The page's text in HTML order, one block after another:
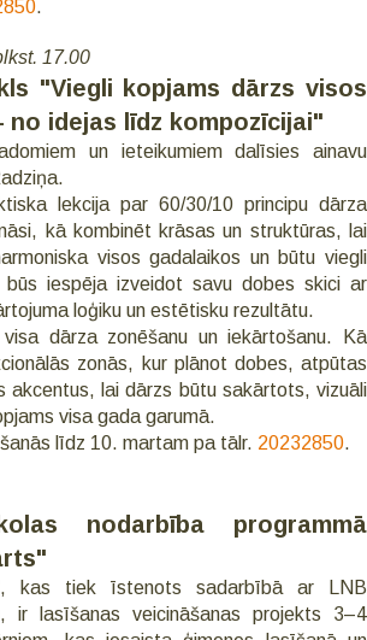
.
17.00
"Viegli kopjams dārzs visos
idejas līdz kompozīcijai"
un ieteikumiem dalīsies ainavu
lekcija par 60/30/10 principu dārza
kā kombinēt krāsas un struktūras, lai
visos gadalaikos un būtu viegli
būs iespēja izveidot savu dobes skici ar
loģiku un estētisku rezultātu.
dārza zonēšanu un iekārtošanu. Kā
zonās, kur plānot dobes, atpūtas
akcentus, lai dārzs būtu sakārtots, vizuāli
visa gada garumā.
līdz 10. martam pa tālr. 20232850.
nodarbība programmā
kas tiek īstenots sadarbībā ar LNB
ir lasīšanas veicināšanas projekts 3–4